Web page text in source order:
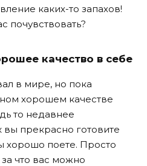
каких-то запахов!
почувствовать?
качество в себе
в мире, но пока
хорошем качестве
то недавнее
вы прекрасно готовите
хорошо поете. Просто
что вас можно